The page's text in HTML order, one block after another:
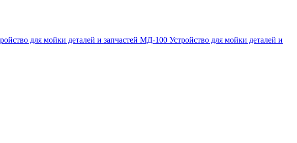
для мойки деталей и запчастей МД-100 Устройство для мойки деталей и